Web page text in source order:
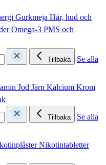
Gurkmeja Hår, hud och
Omega-3 PMS och
Tillbaka
Se alla
Jod Järn Kalcium Krom
Tillbaka
Se alla
Nikotintabletter